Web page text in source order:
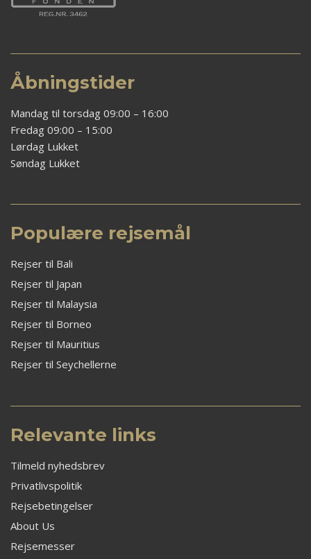
Åbningstider
Mandag til torsdag 09:00 – 16:00
Fredag 09:00 – 15:00
Lørdag Lukket
Søndag Lukket
Populære rejsemål
Rejser til Bali
Rejser til Japan
Rejser til Malaysia
Rejser til Borneo
Rejser til Mauritius
Rejser til Seychellerne
Relevante links
Tilmeld nyhedsbrev
Privatlivspolitik
Rejsebetingelser
About Us
Rejsemesser